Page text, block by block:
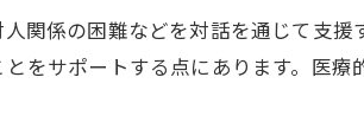
関係の困難などを対話を通じて支援
をサポートする点にあります。医療